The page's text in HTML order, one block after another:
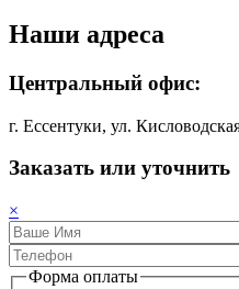
Наши адреса
Центральный офис:
г. Ессентуки, ул.
Заказать или уточнить
×
Форма оплаты